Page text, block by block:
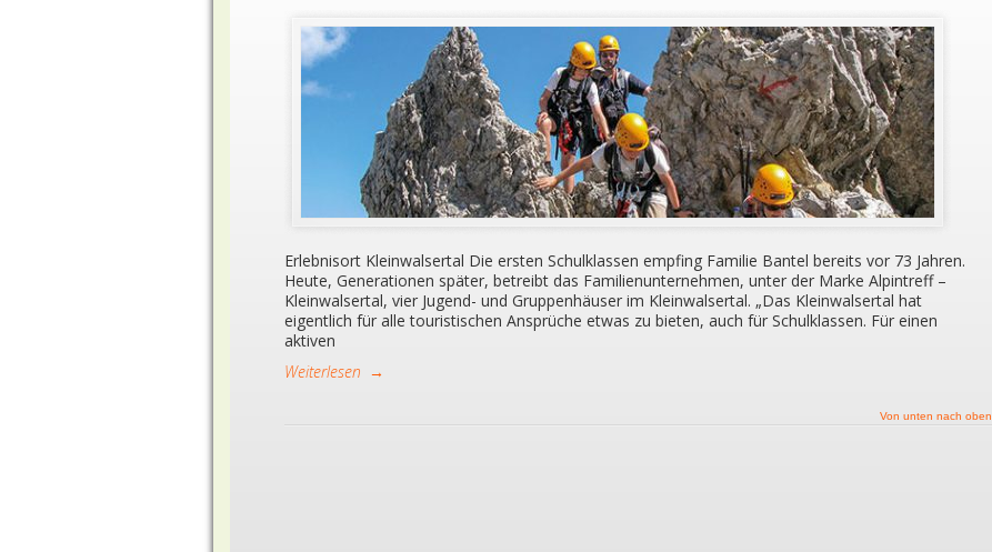
Erlebnisort Kleinwalsertal Die ersten Schulklassen empfing Familie Bantel bereits vor 73 Jahren.
Heute, Generationen später, betreibt das Familienunternehmen, unter der Marke Alpintreff –
Kleinwalsertal, vier Jugend- und Gruppenhäuser im Kleinwalsertal. „Das Kleinwalsertal hat
eigentlich für alle touristischen Ansprüche etwas zu bieten, auch für Schulklassen. Für einen
aktiven
Weiterlesen →
Von unten nach oben